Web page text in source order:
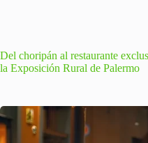
Del choripán al restaurante
la Exposición Rural de Palermo